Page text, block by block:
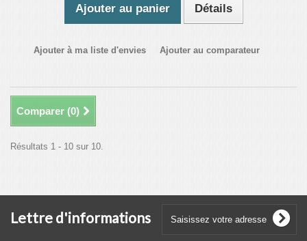
Ajouter au panier Détails
Ajouter à ma liste d'envies Ajouter au comparateur
Comparer (0)
Résultats 1 - 10 sur 10.
Lettre d'informations